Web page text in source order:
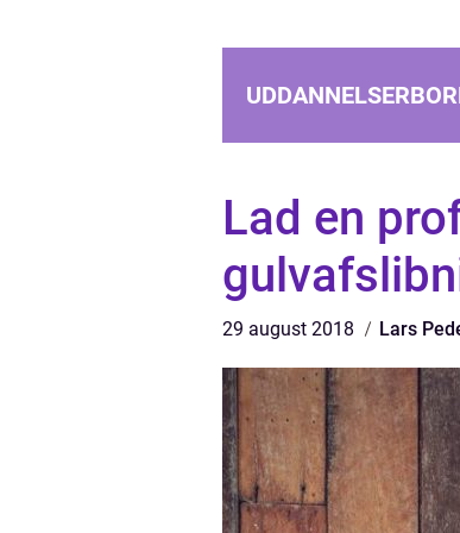
Lad en
29 august 2018 Lars